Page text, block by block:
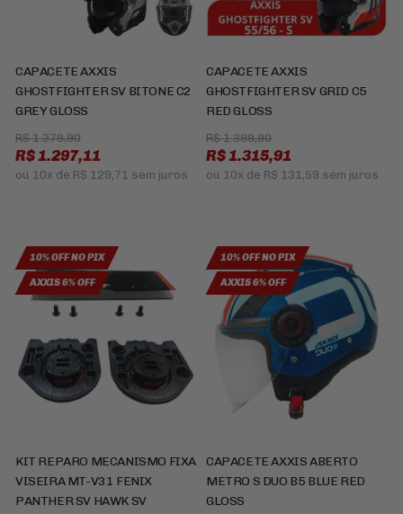
CAPACETE AXXIS
GHOSTFIGHTER SV BITONE C2
GREY GLOSS
R$ 1.379,90
R$ 1.297,11
ou 10x de R$ 129,71 sem juros
CAPACETE AXXIS
GHOSTFIGHTER SV GRID C5
RED GLOSS
R$ 1.399,90
R$ 1.315,91
ou 10x de R$ 131,59 sem juros
10% OFF NO PIX
AXXIS 6% OFF
KIT REPARO MECANISMO FIXA
VISEIRA MT-V31 FENIX
PANTHER SV HAWK SV
10% OFF NO PIX
AXXIS 6% OFF
CAPACETE AXXIS ABERTO
METRO S DUO B5 BLUE RED
GLOSS